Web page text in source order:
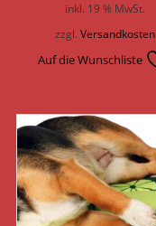
inkl. 19 % MwSt.
zzgl.Versandkosten
Auf die Wunschliste